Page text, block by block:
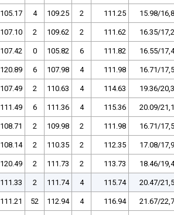
105.17 4 109.25 2 111.25 15.98/16,8
107.10 2 109.62 2 111.62 16.35/17,2
107.42 0 105.82 6 111.82 16.55/17,4
120.89 6 107.98 4 111.98 16.71/17,5
107.49 2 110.63 4 114.63 19.36/20,3
111.49 6 111.36 4 115.36 20.09/21,1
108.71 2 109.98 2 111.98 16.71/17,5
108.14 2 110.35 2 112.35 17.08/17,9
120.49 2 111.73 2 113.73 18.46/19,4
111.33 2 111.74 4 115.74 20.47/21,5
111.21 52 112.94 4 116.94 21.67/22,7